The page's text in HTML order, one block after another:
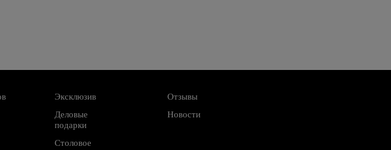
Эксклюзив
Деловые
подарки
Столовое
Отзывы
Новости